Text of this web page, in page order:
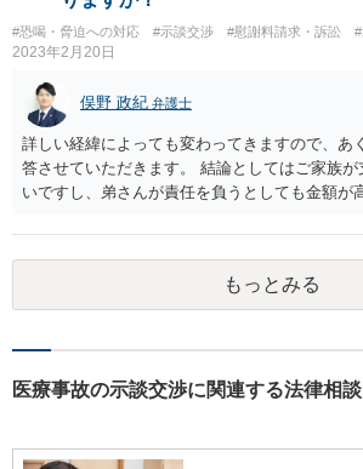
#恐喝・脅迫への対応 #示談交渉 #慰謝料請求・訴訟
2023年2月20日
俣野 政紀 弁護士
詳しい経緯によっても変わってきますので、あ
答させていただきます。 結論としてはご家族
いですし、弟さんが責任を負うとしても金額が
実だとしても責任を負うのは弟さんです。弟さ
かりませんが、現在お仕事をされて一人暮らし
とですから、自立施設にいたからといって責任
はなりません。また、お父様が施設に入所させ
ない」として考える時間や弁護士に相談する時
手の言っている事実がなければ詐欺ですので警
もっとみる
医療事故の示談交渉に関連する法律相